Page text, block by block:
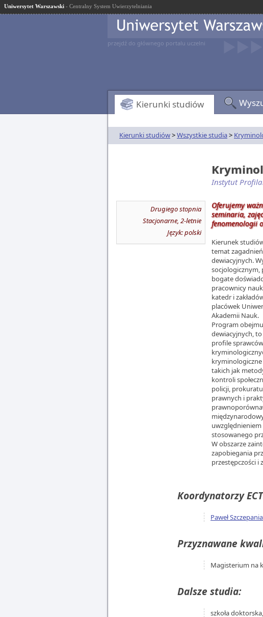
Uniwersytet Warszawski - Centralny System Uwierzytelniania
przejdź do głównego portalu uczelni
Kierunki studiów
Kierunki studiów>Wszystkie studia>
Instytut
Drugiego stopnia
Stacjonarne, 2-letnie
Język: polski
Oferujemy
seminaria,
fenomenologii
Kierunek
temat
dewiacyjnych.
socjologicznym,
bogate
pracownicy
katedr i
placówek
Akademii Nauk.
Program
dewiacyjnych,
profile
kryminologiczne
takich jak
kontroli
policji,
prawnych i
stosowanego
W obszarze
zapobiegania
przestępczości i
Koordynatorzy
Paweł
Przyznawane
Magisterium na
Dalsze studia:
szkoła